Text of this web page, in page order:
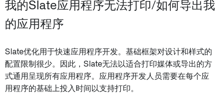
我的Slate应用程序无法打印/如何导出我
的应用程序
Slate优化用于快速应用程序开发。基础框架对设计和样式的
配置限制很少。因此，Slate无法以适合打印媒体或导出的方
式通用呈现所有应用程序。应用程序开发人员需要在每个应
用程序的基础上投入时间以支持打印。